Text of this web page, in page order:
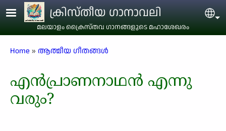
Skip to main contentക്രിസ്തീയ ഗാനാവലി
മലയാളം ക്രൈസ്തവ ഗാനങ്ങളുടെ മഹാശേഖരം
Breadcrumb
Home ആത്മീയ ഗീതങ്ങൾ
എൻപ്രാണനാഥൻ എന്നു
വരും?